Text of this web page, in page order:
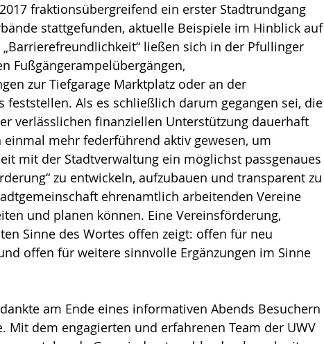
fraktionsübergreifend ein erster Stadtrundgang
stattgefunden, aktuelle Beispiele im Hinblick auf
ließen sich in der Pfullinger
Fußgängerampelübergängen,
zur Tiefgarage Marktplatz oder an der
feststellen. Als es schließlich darum gegangen sei, die
verlässlichen finanziellen Unterstützung dauerhaft
einmal mehr federführend aktiv gewesen, um
mit der Stadtverwaltung ein möglichst passgenaues
zu entwickeln, aufzubauen und transparent zu
ehrenamtlich arbeitenden Vereine
und planen können. Eine Vereinsförderung,
Sinne des Wortes offen zeigt: offen für neu
offen für weitere sinnvolle Ergänzungen im Sinne
am Ende eines informativen Abends Besuchern
Mit dem engagierten und erfahrenen Team der UWV